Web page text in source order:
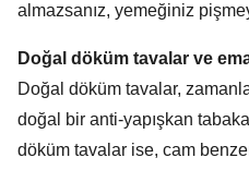
almazsanız, yemeğiniz
Doğal döküm tavalar ve
Doğal döküm tavalar,
doğal bir anti-yapışkan
döküm tavalar ise, cam